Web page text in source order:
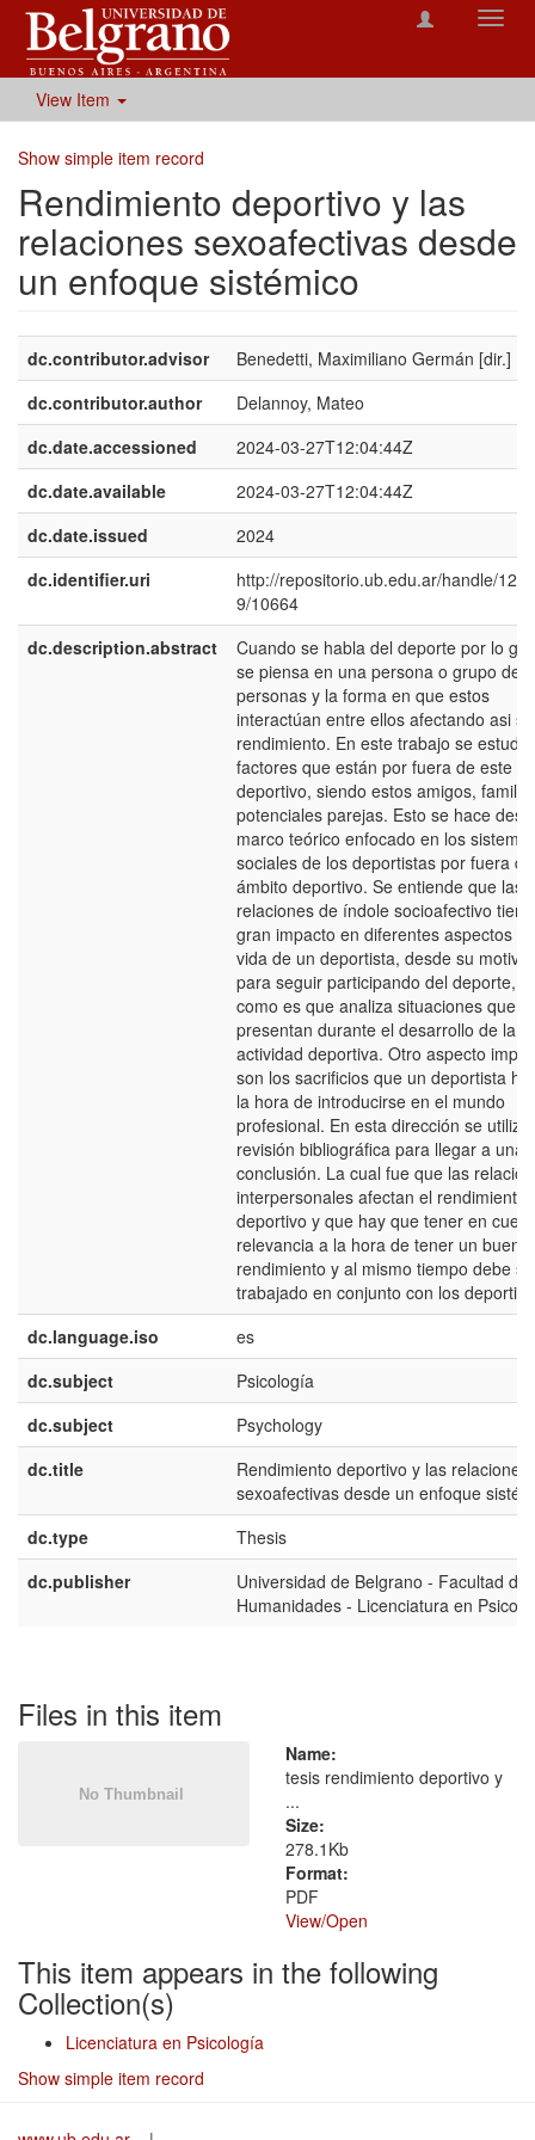
View Item
Show simple item record
Rendimiento deportivo y las
relaciones sexoafectivas desde
un enfoque sistémico
dc.contributor.advisor
Benedetti, Maximiliano Germán [dir.]
dc.contributor.author
Delannoy, Mateo
dc.date.accessioned
2024-03-27T12:04:44Z
dc.date.available
2024-03-27T12:04:44Z
dc.date.issued
2024
dc.identifier.uri
http://repositorio.ub.edu.ar/handle/
9/10664
dc.description.abstract
Cuando se habla del deporte por lo
se piensa en una persona o grupo de
personas y la forma en que estos
interactúan entre ellos afectando asi su
rendimiento. En este trabajo se
factores que están por fuera de este
deportivo, siendo estos amigos, familia
potenciales parejas. Esto se hace
marco teórico enfocado en los
sociales de los deportistas por fuera
ámbito deportivo. Se entiende que las
relaciones de índole socioafectivo
gran impacto en diferentes aspectos
vida de un deportista, desde su
para seguir participando del deporte,
como es que analiza situaciones que
presentan durante el desarrollo de la
actividad deportiva. Otro aspecto
son los sacrificios que un deportista
la hora de introducirse en el mundo
profesional. En esta dirección se utilizó
revisión bibliográfica para llegar a una
conclusión. La cual fue que las
interpersonales afectan el rendimiento
deportivo y que hay que tener en
relevancia a la hora de tener un buen
rendimiento y al mismo tiempo debe
trabajado en conjunto con los
dc.language.iso
es
dc.subject
Psicología
dc.subject
Psychology
dc.title
Rendimiento deportivo y las relaciones
sexoafectivas desde un enfoque
dc.type
Thesis
dc.publisher
Universidad de Belgrano - Facultad de
Humanidades - Licenciatura en
Files in this item
Name:
tesis rendimiento deportivo y
...
Size:
278.1Kb
Format:
PDF
View/Open
This item appears in the following
Collection(s)
Licenciatura en Psicología
Show simple item record